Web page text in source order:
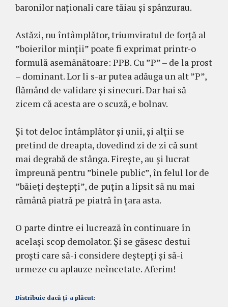
baronilor naționali care tăiau și spânzurau.
Astăzi, nu întâmplător, triumviratul de forță al
”boierilor minții” poate fi exprimat printr-o
formulă asemănătoare: PPB. Cu ”P” – de la prost
– dominant. Lor li s-ar putea adăuga un alt ”P”,
flămând de validare și sinecuri. Dar hai să
zicem că acesta are o scuză, e bolnav.
Și tot deloc întâmplător și unii, și alții se
pretind de dreapta, dovedind zi de zi că sunt
mai degrabă de stânga. Firește, au și lucrat
împreună pentru ”binele public”, în felul lor de
”băieți deștepți”, de puțin a lipsit să nu mai
rămână piatră pe piatră în țara asta.
O parte dintre ei lucrează în continuare în
același scop demolator. Și se găsesc destui
proști care să-i considere deștepți și să-i
urmeze cu aplauze neîncetate. Aferim!
Distribuie dacă ți-a plăcut: